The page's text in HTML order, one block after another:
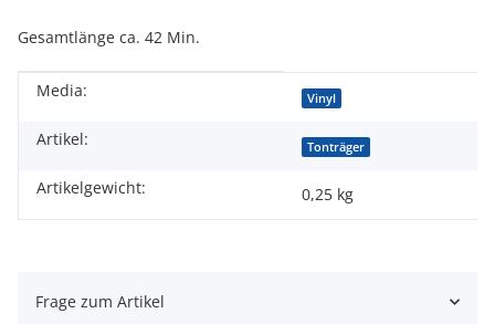
Gesamtlänge ca. 42 Min.
Produkteigenschaft
Wert
Media: Vinyl
Artikel: Tonträger
Artikelgewicht: 0,25 kg
Frage zum Artikel